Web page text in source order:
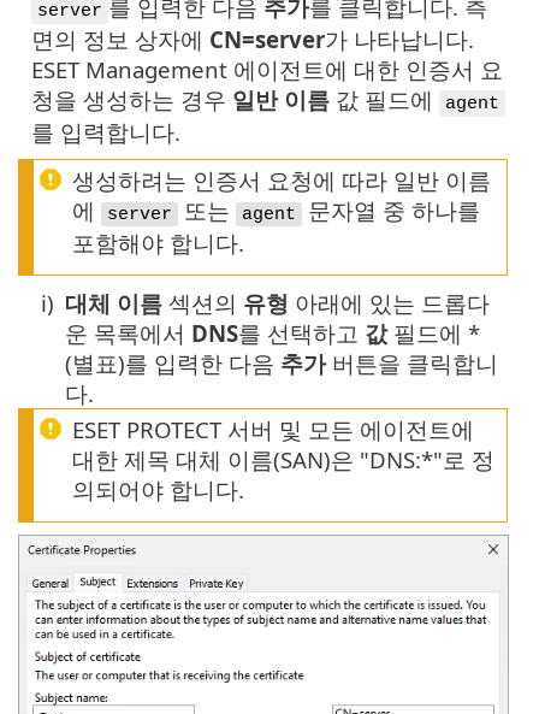
server 를 입력한 다음 추가를 클릭합니다. 측
면의 정보 상자에 CN=server가 나타납니다.
ESET Management 에이전트에 대한 인증서 요
청을 생성하는 경우 일반 이름 값 필드에 agent
를 입력합니다.
생성하려는 인증서 요청에 따라 일반 이름
에
server 또는 agent
문자열 중 하나를
포함해야 합니다.
i) 대체 이름 섹션의 유형 아래에 있는 드롭다
운 목록에서 DNS를 선택하고 값필드에 *
(별표)를 입력한 다음 추가버튼을 클릭합니
다.
ESET PROTECT 서버 및 모든 에이전트에
대한 제목 대체 이름(SAN)은 "DNS:*"로 정
의되어야 합니다.